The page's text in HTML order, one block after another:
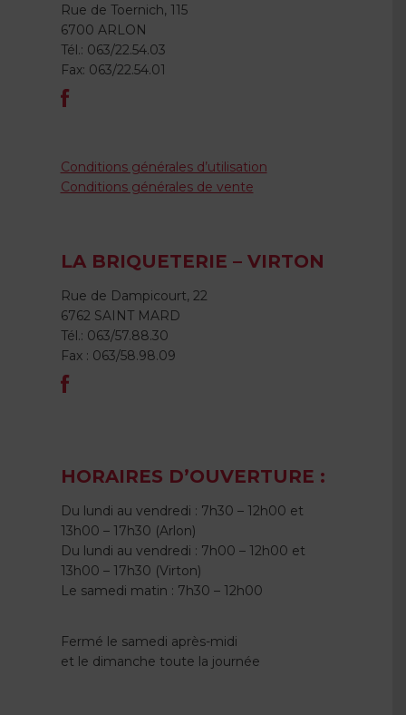
Rue de Toernich, 115
6700 ARLON
Tél.: 063/22.54.03
Fax: 063/22.54.01
Conditions générales d’utilisation
Conditions générales de vente
LA BRIQUETERIE – VIRTON
Rue de Dampicourt, 22
6762 SAINT MARD
Tél.: 063/57.88.30
Fax : 063/58.98.09
HORAIRES D’OUVERTURE :
Du lundi au vendredi : 7h30 – 12h00 et
13h00 – 17h30 (Arlon)
Du lundi au vendredi : 7h00 – 12h00 et
13h00 – 17h30 (Virton)
Le samedi matin : 7h30 – 12h00
Fermé le samedi après-midi
et le dimanche toute la journée